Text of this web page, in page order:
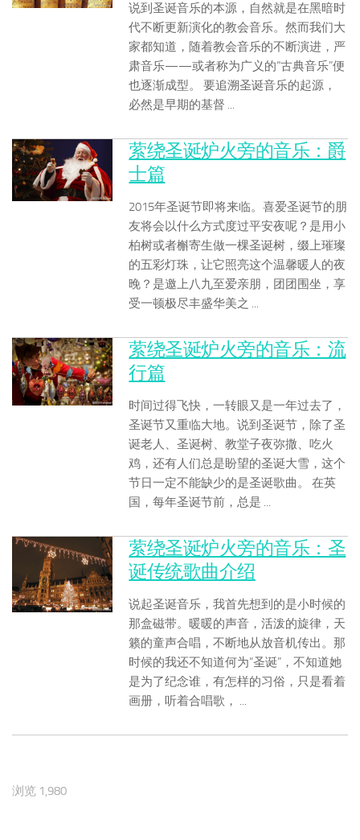
说到圣诞音乐的本源，自然就是在黑暗时
代不断更新演化的教会音乐。然而我们大
家都知道，随着教会音乐的不断演进，严
肃音乐——或者称为广义的“古典音乐”便
也逐渐成型。 要追溯圣诞音乐的起源，
必然是早期的基督 ...
萦绕圣诞炉火旁的音乐：爵
士篇
2015年圣诞节即将来临。喜爱圣诞节的朋
友将会以什么方式度过平安夜呢？是用小
柏树或者槲寄生做一棵圣诞树，缀上璀璨
的五彩灯珠，让它照亮这个温馨暖人的夜
晚？是邀上八九至爱亲朋，团团围坐，享
受一顿极尽丰盛华美之 ...
萦绕圣诞炉火旁的音乐：流
行篇
时间过得飞快，一转眼又是一年过去了，
圣诞节又重临大地。说到圣诞节，除了圣
诞老人、圣诞树、教堂子夜弥撒、吃火
鸡，还有人们总是盼望的圣诞大雪，这个
节日一定不能缺少的是圣诞歌曲。 在英
国，每年圣诞节前，总是 ...
萦绕圣诞炉火旁的音乐：圣
诞传统歌曲介绍
说起圣诞音乐，我首先想到的是小时候的
那盒磁带。暖暖的声音，活泼的旋律，天
籁的童声合唱，不断地从放音机传出。那
时候的我还不知道何为“圣诞”，不知道她
是为了纪念谁，有怎样的习俗，只是看着
画册，听着合唱歌， ...
浏览 1,980